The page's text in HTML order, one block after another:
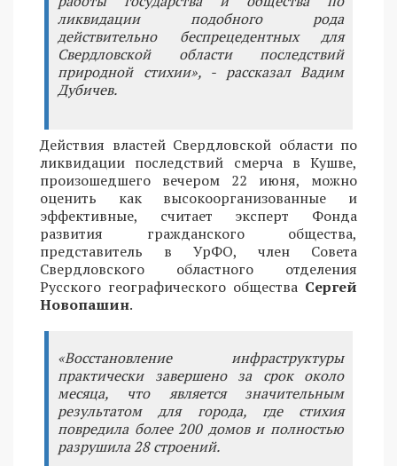
ликвидации подобного рода
действительно беспрецедентных для
Свердловской области последствий
природной стихии», - рассказал Вадим
Дубичев.
Действия властей Свердловской области по
ликвидации последствий смерча в Кушве,
произошедшего вечером 22 июня, можно
оценить как высокоорганизованные и
эффективные, считает эксперт Фонда
развития гражданского общества,
представитель в УрФО, член Совета
Свердловского областного отделения
Русского географического общества Сергей
Новопашин.
«Восстановление инфраструктуры
практически завершено за срок около
месяца, что является значительным
результатом для города, где стихия
повредила более 200 домов и полностью
разрушила 28 строений.